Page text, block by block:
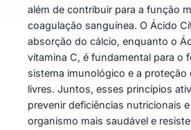
além de contribuir para a função
coagulação sanguínea. O Ácido
absorção do cálcio, enquanto o
vitamina C, é fundamental para o
sistema imunológico e a proteção
livres. Juntos, esses princípios
prevenir deficiências nutricionais
organismo mais saudável e